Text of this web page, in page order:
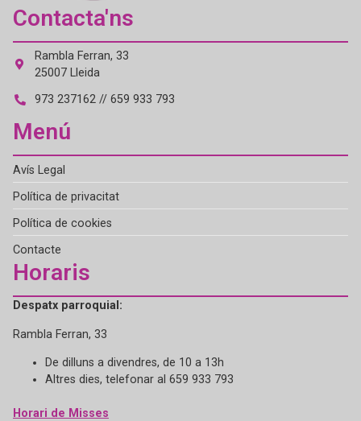
Contacta'ns
Rambla Ferran, 33
25007 Lleida
973 237162 // 659 933 793
Menú
Avís Legal
Política de privacitat
Política de cookies
Contacte
Horaris
Despatx parroquial:
Rambla Ferran, 33
De dilluns a divendres, de 10 a 13h
Altres dies, telefonar al 659 933 793
Horari de Misses